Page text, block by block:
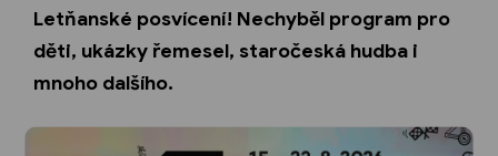
Letňanské posvícení! Nechyběl program pro
děti, ukázky řemesel, staročeská hudba i
mnoho dalšího.